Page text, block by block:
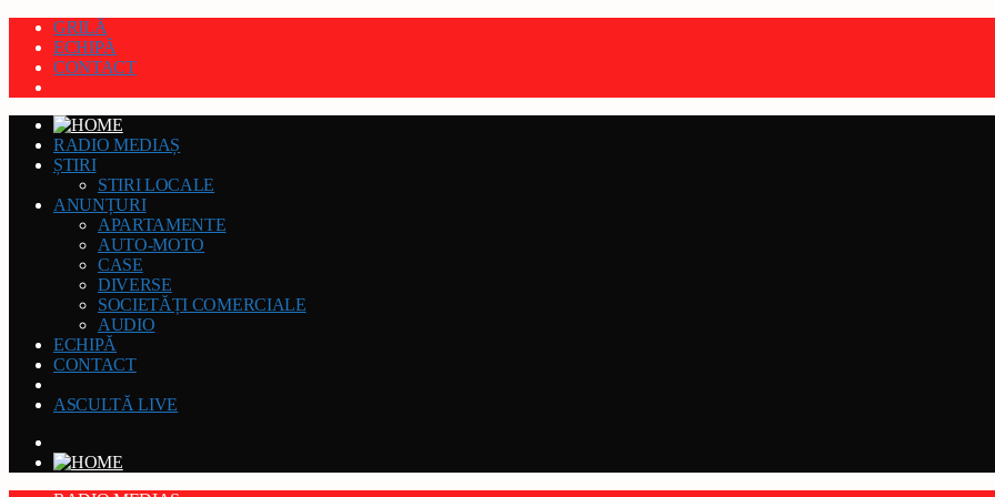
GRILĂ
ECHIPĂ
CONTACT
RADIO MEDIAȘ
ȘTIRI
STIRI LOCALE
ANUNȚURI
APARTAMENTE
AUTO-MOTO
CASE
DIVERSE
SOCIETĂȚI COMERCIALE
AUDIO
ECHIPĂ
CONTACT
ASCULTĂ LIVE